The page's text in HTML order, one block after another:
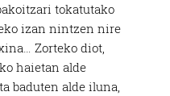
tokatutako
izan nintzen nire
Zorteko diot,
haietan alde
baduten alde iluna,